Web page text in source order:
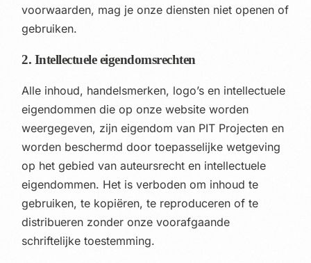
voorwaarden, mag je onze diensten niet openen of
gebruiken.
2. Intellectuele eigendomsrechten
Alle inhoud, handelsmerken, logo’s en intellectuele
eigendommen die op onze website worden
weergegeven, zijn eigendom van PIT Projecten en
worden beschermd door toepasselijke wetgeving
op het gebied van auteursrecht en intellectuele
eigendommen. Het is verboden om inhoud te
gebruiken, te kopiëren, te reproduceren of te
distribueren zonder onze voorafgaande
schriftelijke toestemming.